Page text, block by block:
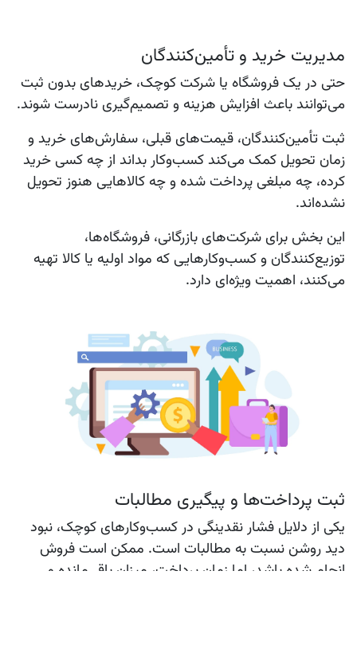
مدیریت خرید و تأمین‌کنندگان
حتی در یک فروشگاه یا شرکت کوچک، خریدهای بدون ثبت
می‌توانند باعث افزایش هزینه و تصمیم‌گیری نادرست شوند.
ثبت تأمین‌کنندگان، قیمت‌های قبلی، سفارش‌های خرید و
زمان تحویل کمک می‌کند کسب‌وکار بداند از چه کسی خرید
کرده، چه مبلغی پرداخت شده و چه کالاهایی هنوز تحویل
نشده‌اند.
این بخش برای شرکت‌های بازرگانی، فروشگاه‌ها،
توزیع‌کنندگان و کسب‌وکارهایی که مواد اولیه یا کالا تهیه
می‌کنند، اهمیت ویژه‌ای دارد.
ثبت پرداخت‌ها و پیگیری مطالبات
یکی از دلایل فشار نقدینگی در کسب‌وکارهای کوچک، نبود
دید روشن نسبت به مطالبات است. ممکن است فروش
انجام شده باشد، اما زمان پرداخت، میزان باقی‌مانده و